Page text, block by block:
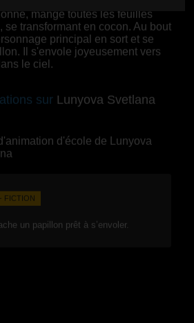
mange toutes les feuilles
se transformant en cocon. Au bout
principal en sort et se
Il s'envole joyeusement vers
le ciel.
sur Lunyova Svetlana
d'école de Lunyova
FICTION
un papillon prêt à s’envoler.